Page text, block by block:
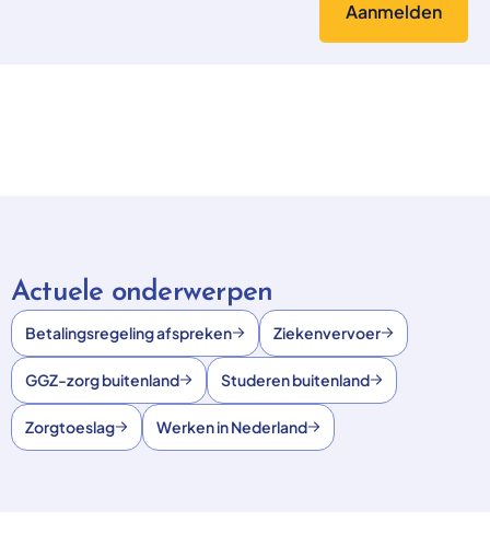
Actuele onderwerpen
Betalingsregeling afspreken Ziekenvervoer
GGZ-zorg buitenland Studeren buitenland
Zorgtoeslag Werken in Nederland